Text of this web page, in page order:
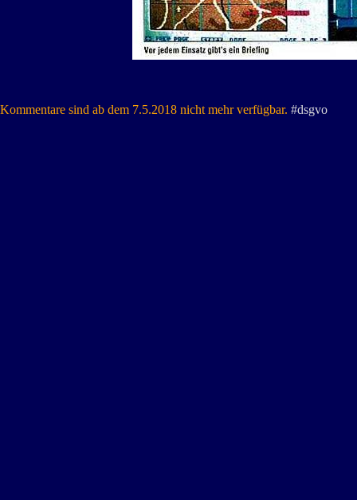
Kommentare sind ab dem 7.5.2018 nicht mehr verfügbar. #dsgvo